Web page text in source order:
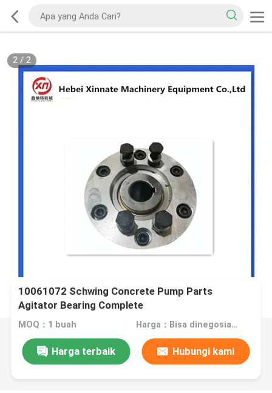
2/ 2
10061072 Schwing Concrete Pump Parts
Agitator Bearing Complete
MOQ：1 buah Harga：Bisa dinegosiasikan
Harga terbaik Hubungi kami